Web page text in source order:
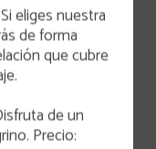
Y RESTAURANTE
Si eliges nuestra
de forma
que cubre
de un
Precio:
arte